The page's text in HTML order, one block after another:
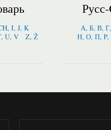
I, J, K
U, V Z, Ž
А, Б, В,
Н, О, П,